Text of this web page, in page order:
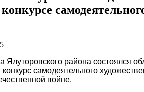
района состоялся
самодеятельного
войне.